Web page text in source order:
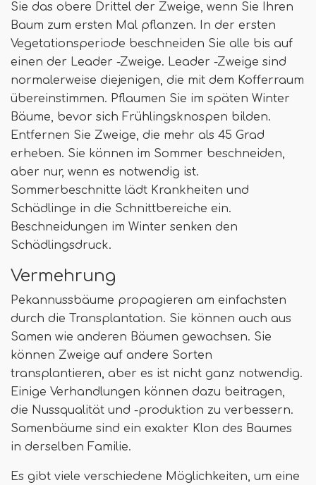
Sie das obere Drittel der Zweige, wenn Sie Ihren
Baum zum ersten Mal pflanzen. In der ersten
Vegetationsperiode beschneiden Sie alle bis auf
einen der Leader -Zweige. Leader -Zweige sind
normalerweise diejenigen, die mit dem Kofferraum
übereinstimmen. Pflaumen Sie im späten Winter
Bäume, bevor sich Frühlingsknospen bilden.
Entfernen Sie Zweige, die mehr als 45 Grad
erheben. Sie können im Sommer beschneiden,
aber nur, wenn es notwendig ist.
Sommerbeschnitte lädt Krankheiten und
Schädlinge in die Schnittbereiche ein.
Beschneidungen im Winter senken den
Schädlingsdruck.
Vermehrung
Pekannussbäume propagieren am einfachsten
durch die Transplantation. Sie können auch aus
Samen wie anderen Bäumen gewachsen. Sie
können Zweige auf andere Sorten
transplantieren, aber es ist nicht ganz notwendig.
Einige Verhandlungen können dazu beitragen,
die Nussqualität und -produktion zu verbessern.
Samenbäume sind ein exakter Klon des Baumes
in derselben Familie.
Es gibt viele verschiedene Möglichkeiten, um eine